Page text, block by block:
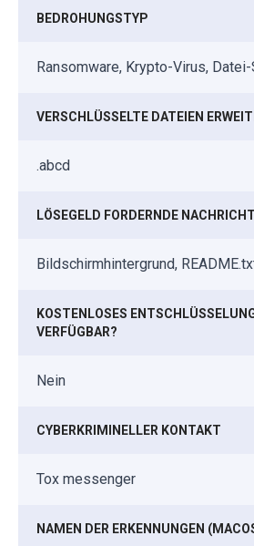
BEDROHUNGSTYP
Ransomware, Krypto-Virus,
VERSCHLÜSSELTE DATEIEN
.abcd
LÖSEGELD FORDERNDE NACHRICHT
Bildschirmhintergrund,
KOSTENLOSES
VERFÜGBAR?
Nein
CYBERKRIMINELLER KONTAKT
Tox messenger
NAMEN DER ERKENNUNGEN